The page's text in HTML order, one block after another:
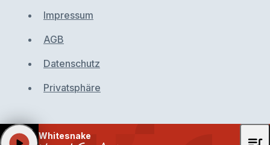
Impressum
AGB
Datenschutz
Privatsphäre
Whitesnake